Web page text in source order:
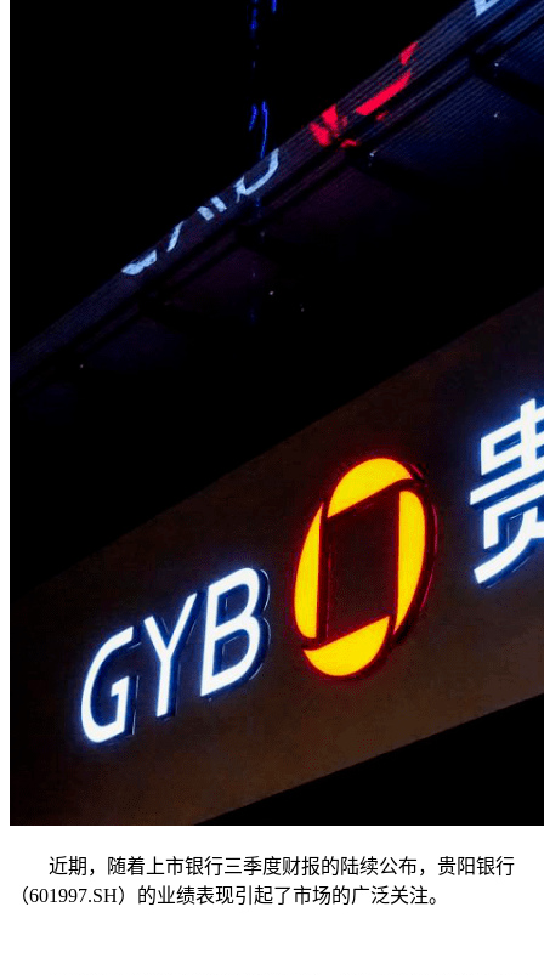
近期，随着上市银行三季度财报的陆续公布，贵阳银行
（601997.SH）的业绩表现引起了市场的广泛关注。